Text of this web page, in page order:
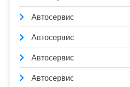
Автосервис
Автосервис
Автосервис
Автосервис